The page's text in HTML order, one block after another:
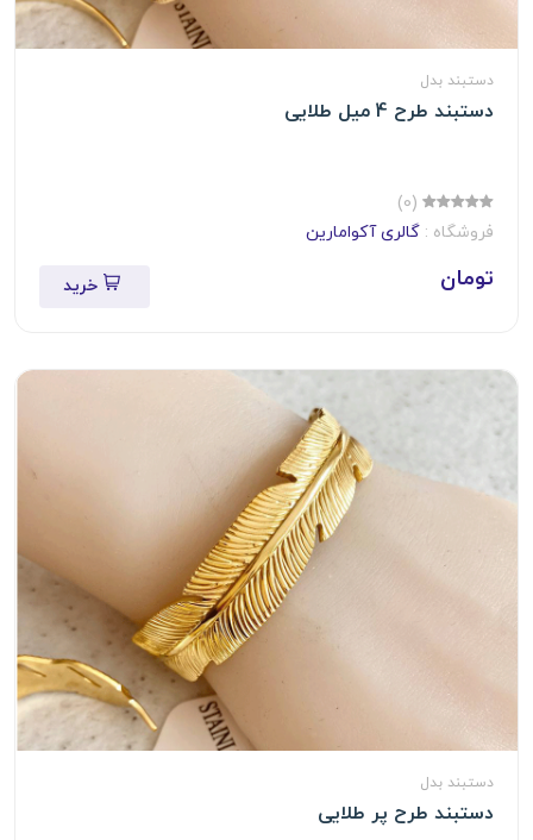
دستبند بدل
دستبند طرح 4 میل طلایی
(0)
فروشگاه : گالری آکوامارین
تومان خرید
دستبند بدل
دستبند طرح پر طلایی